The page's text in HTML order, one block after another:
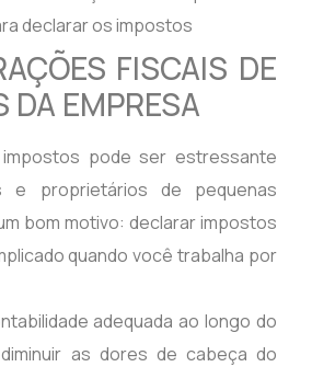
declarar os impostos
FISCAIS DE
DA EMPRESA
pode ser estressante
e proprietários de pequenas
bom motivo: declarar impostos
quando você trabalha por
adequada ao longo do
as dores de cabeça do